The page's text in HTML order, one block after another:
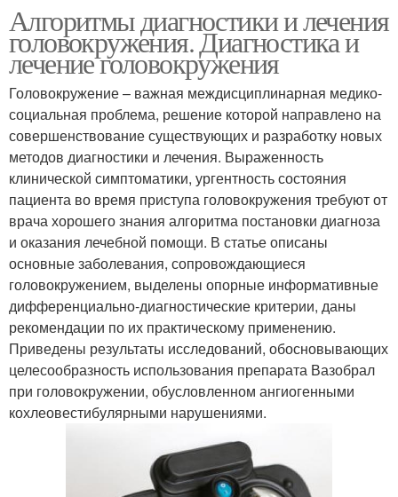
Алгоритмы диагностики и лечения
головокружения. Диагностика и
лечение головокружения
Головокружение – важная междисциплинарная медико-
социальная проблема, решение которой направлено на
совершенствование существующих и разработку новых
методов диагностики и лечения. Выраженность
клинической симптоматики, ургентность состояния
пациента во время приступа головокружения требуют от
врача хорошего знания алгоритма постановки диагноза
и оказания лечебной помощи. В статье описаны
основные заболевания, сопровождающиеся
головокружением, выделены опорные информативные
дифференциально-диагностические критерии, даны
рекомендации по их практическому применению.
Приведены результаты исследований, обосновывающих
целесообразность использования препарата Вазобрал
при головокружении, обусловленном ангиогенными
кохлеовестибулярными нарушениями.